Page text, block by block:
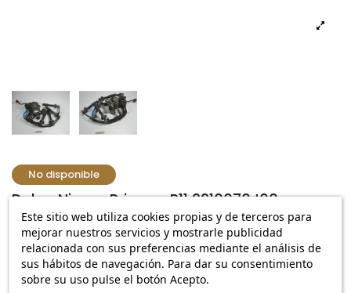
No disponible
Delco Nissan Primera P11 2210070J00
Ref.: 740073 E280
110,95 € 8,99 € Envío Peninsula
Este sitio web utiliza cookies propias y de terceros para
mejorar nuestros servicios y mostrarle publicidad
relacionada con sus preferencias mediante el análisis de
sus hábitos de navegación. Para dar su consentimiento
sobre su uso pulse el botón Acepto.